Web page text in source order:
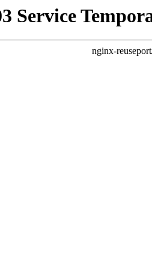
Service
nginx-